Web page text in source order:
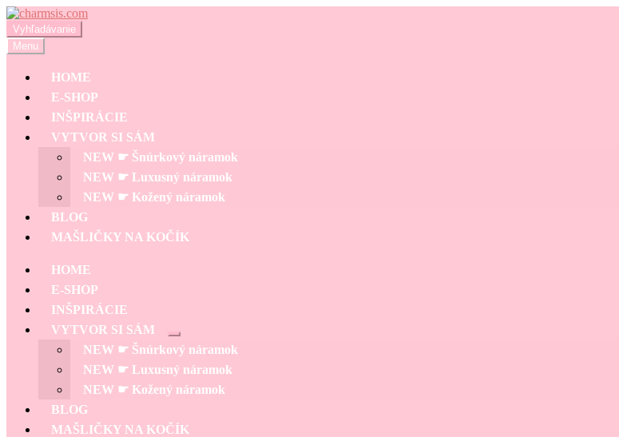
Preskočiť
na
navigáciu
Preskočiť
na
obsah
Hľadať:
Vyhľadávanie
Menu
HOME
E-SHOP
INŠPIRÁCIE
VYTVOR SI SÁM
NEW ☛ Šnúrkový náramok
NEW ☛ Luxusný náramok
NEW ☛ Kožený náramok
BLOG
MAŠLIČKY NA KOČÍK
HOME
E-SHOP
INŠPIRÁCIE
VYTVOR SI SÁM
Rozbaliť
podradené
menu
NEW ☛ Šnúrkový náramok
NEW ☛ Luxusný náramok
NEW ☛ Kožený náramok
BLOG
MAŠLIČKY NA KOČÍK